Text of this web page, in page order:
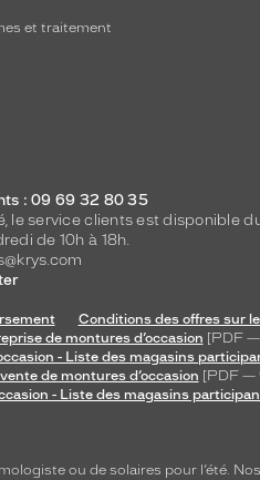
et traitement
: 09 69 32 80 35
le service clients est disponible
de 10h à 18h.
Conditions des offres sur
de montures d’occasion [PDF
- Liste des magasins
de montures d’occasion [PDF —
- Liste des magasins
ou de solaires pour l’été.